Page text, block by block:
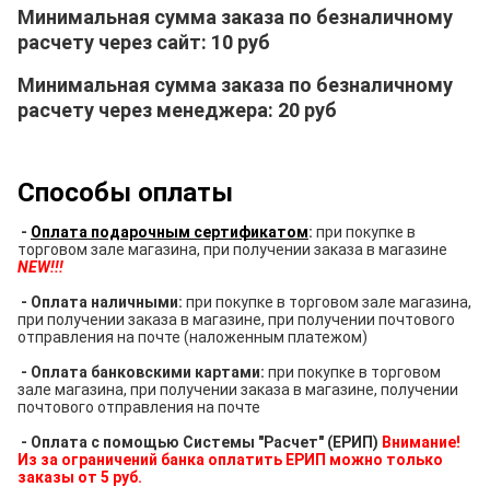
Минимальная сумма заказа по безналичному
расчету через сайт: 10 руб
Минимальная сумма заказа по безналичному
расчету через менеджера: 20 руб
Способы оплаты
- Оплата подарочным сертификатом: при покупке в
торговом зале магазина, при получении заказа в магазине
NEW!!!
- Оплата наличными: при покупке в торговом зале магазина,
при получении заказа в магазине, при получении почтового
отправления на почте (наложенным платежом)
- Оплата банковскими картами: при покупке в торговом
зале магазина, при получении заказа в магазине, получении
почтового отправления на почте
- Оплата с помощью Системы "Расчет" (ЕРИП) Внимание!
Из за ограничений банка оплатить ЕРИП можно только
заказы от 5 руб.